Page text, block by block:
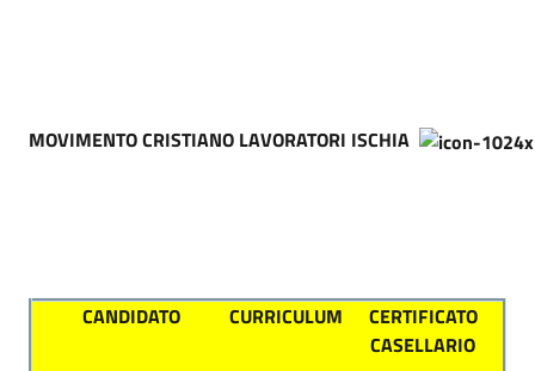
MOVIMENTO CRISTIANO LAVORATORI ISCHIA
CANDIDATO CURRICULUM
CERTIFICATO
CASELLARIO